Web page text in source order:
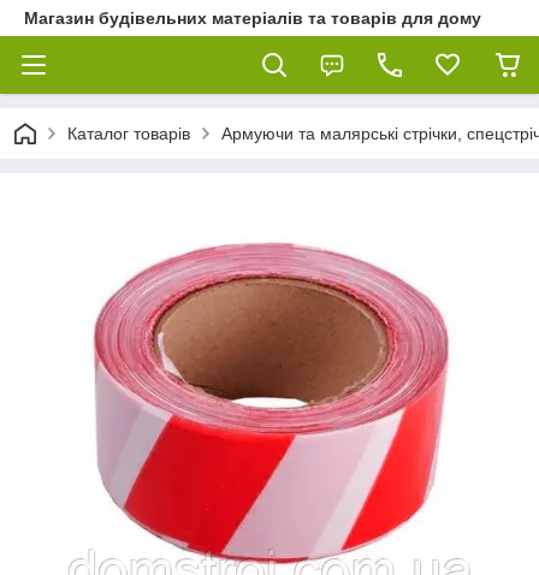
Магазин будівельних матеріалів та товарів для дому
Каталог товарів Армуючи та малярські стрічки,